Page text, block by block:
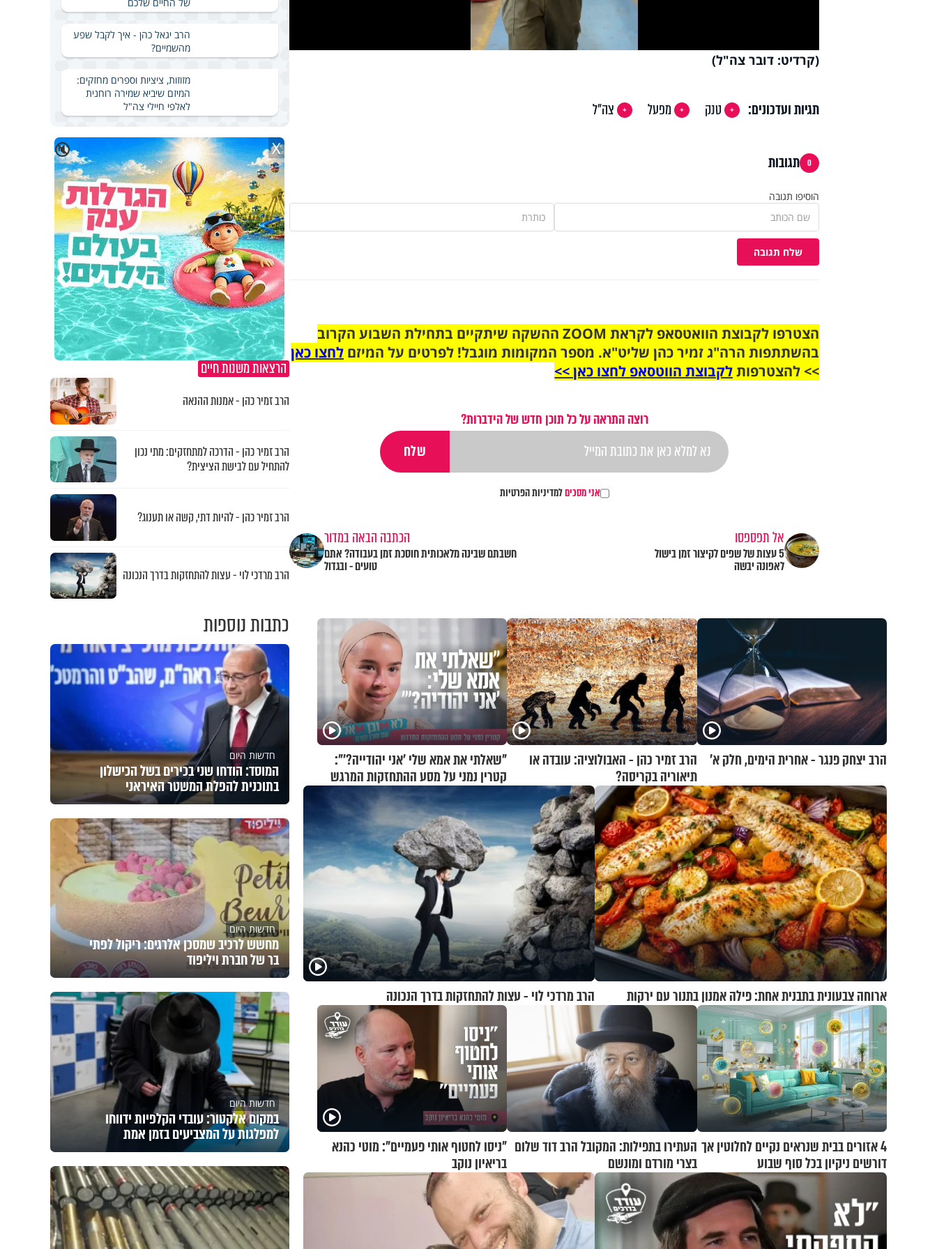
(קרדיט: דובר צה"ל)
תגיות ועדכונים: טנק מפעל צה"ל
0 תגובות
הוסיפו תגובה
שלח תגובה
הצטרפו לקבוצת הוואטסאפ לקראת ZOOM ההשקה שיתקיים בתחילת השבוע הקרוב
בהשתתפות הרה"ג זמיר כהן שליט"א. מספר המקומות מוגבל! לפרטים על המיזם לחצו כאן
>> להצטרפותלקבוצת הווטסאפ לחצו כאן >>
רוצה התראה על כל תוכן חדש של הידברות?
אני מסכיםלמדיניות הפרטיות
אל תפספסו
5 עצות של שפים לקיצור זמן בישול
לאפונה יבשה
הכתבה הבאה במדור
חשבתם שבינה מלאכותית חוסכת זמן בעבודה? אתם
טועים - ובגדול
הרב יצחק פנגר - אחרית הימים, חלק א’
הרב זמיר כהן - האבולוציה: עובדה או
תיאוריה בקריסה?
"שאלתי את אמא שלי 'אני יהודייה?'":
קטרין נמני על מסע ההתחזקות המרגש
ארוחה צבעונית בתבנית אחת: פילה אמנון בתנור עם ירקות הרב מרדכי לוי - עצות להתחזקות בדרך הנכונה
4 אזורים בבית שנראים נקיים לחלוטין אך
דורשים ניקיון בכל סוף שבוע
העתירו בתפילות: המקובל הרב דוד שלום
בצרי מורדם ומונשם
"ניסו לחטוף אותי פעמיים": מוטי כהנא
בריאיון נוקב
הרב יגאל כהן - איך לקבל שפע
מהשמיים?
מזוזות, ציציות וספרים מחזקים:
המיזם שיביא שמירה רוחנית
לאלפי חיילי צה"ל
🔇 X
הרצאות משנות חיים
הרב זמיר כהן - אמנות ההנאה
הרב זמיר כהן - הדרכה למתחזקים: מתי נכון
להתחיל עם לבישת הציצית?
הרב זמיר כהן - להיות דתי, קשה או תענוג?
הרב מרדכי לוי - עצות להתחזקות בדרך הנכונה
כתבות נוספות
חדשות היום
המוסד: הודחו שני בכירים בשל הכישלון
בתוכנית להפלת המשטר האיראני
חדשות היום
מחשש לרכיב שמסכן אלרגים: ריקול לפתי
בר של חברת ויליפוד
חדשות היום
במקום אלקטור: עובדי הקלפיות ידווחו
למפלגות על המצביעים בזמן אמת